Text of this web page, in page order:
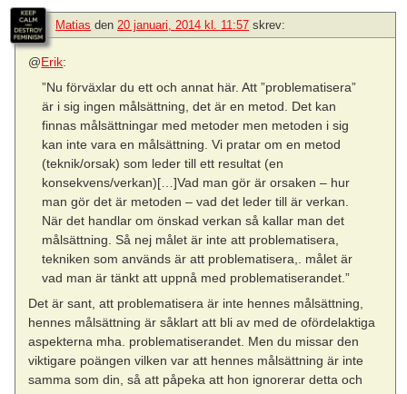
Matias den 20 januari, 2014 kl. 11:57 skrev:
@Erik:
”Nu förväxlar du ett och annat här. Att ”problematisera”
är i sig ingen målsättning, det är en metod. Det kan
finnas målsättningar med metoder men metoden i sig
kan inte vara en målsättning. Vi pratar om en metod
(teknik/orsak) som leder till ett resultat (en
konsekvens/verkan)[…]Vad man gör är orsaken – hur
man gör det är metoden – vad det leder till är verkan.
När det handlar om önskad verkan så kallar man det
målsättning. Så nej målet är inte att problematisera,
tekniken som används är att problematisera,. målet är
vad man är tänkt att uppnå med problematiserandet.”
Det är sant, att problematisera är inte hennes målsättning,
hennes målsättning är såklart att bli av med de ofördelaktiga
aspekterna mha. problematiserandet. Men du missar den
viktigare poängen vilken var att hennes målsättning är inte
samma som din, så att påpeka att hon ignorerar detta och